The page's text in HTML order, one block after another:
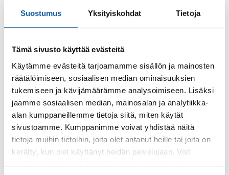
Suostumus Yksityiskohdat Tietoja
Tämä sivusto käyttää evästeitä
Käytämme evästeitä tarjoamamme sisällön ja mainosten
räätälöimiseen, sosiaalisen median ominaisuuksien
tukemiseen ja kävijämäärämme analysoimiseen. Lisäksi
jaamme sosiaalisen median, mainosalan ja analytiikka-
alan kumppaneillemme tietoja siitä, miten käytät
sivustoamme. Kumppanimme voivat yhdistää näitä
tietoja muihin tietoihin, joita olet antanut heille tai joita on
kerätty, kun olet käyttänyt heidän palvelujaan. Voit
Kurssipaikkana toimii Vistan koulun kolmossali
vastapäätä. Pysäköintitilaa löytyy Myllyhaantien
puoleiselta parkkipaikalta.
Takaisin tapahtumiin
Asiasanat